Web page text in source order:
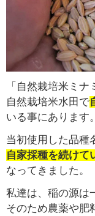
「自然栽培米ミ
自然栽培米水田で
いる事にあります。
当初使用した品種
自家採種を続けて
なってきました。
私達は、稲の源は
そのため農薬や肥